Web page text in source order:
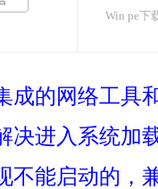
Win pe下
成的网络工具
决进入系统加
不能启动的，